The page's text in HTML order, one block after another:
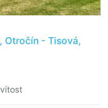
Otročín - Tisová,